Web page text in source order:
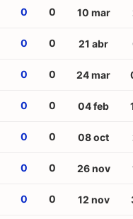
0 0 10 mar
0 0 21 abr
0 0 24 mar
0 0 04 feb
0 0 08 oct
0 0 26 nov
0 0 12 nov